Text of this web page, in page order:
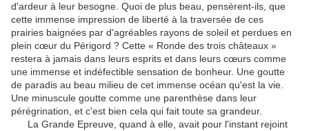
d'ardeur à leur besogne. Quoi de plus beau, pensèrent-ils, que
cette immense impression de liberté à la traversée de ces
prairies baignées par d'agréables rayons de soleil et perdues en
plein cœur du Périgord ? Cette « Ronde des trois châteaux »
restera à jamais dans leurs esprits et dans leurs cœurs comme
une immense et indéfectible sensation de bonheur. Une goutte
de paradis au beau milieu de cet immense océan qu'est la vie.
Une minuscule goutte comme une parenthèse dans leur
pérégrination, et c'est bien cela qui fait toute sa grandeur.
La Grande Epreuve, quand à elle, avait pour l'instant rejoint